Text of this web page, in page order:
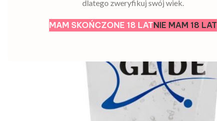
dlatego zweryfikuj swój wiek.
MAM SKOŃCZONE 18 LATNIE MAM 18 LAT